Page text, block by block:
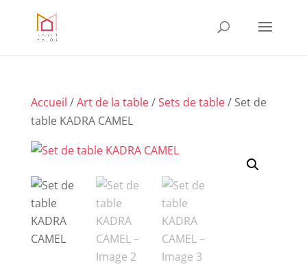
Accueil /Art de la table/Sets de table/ Set de
table KADRA CAMEL